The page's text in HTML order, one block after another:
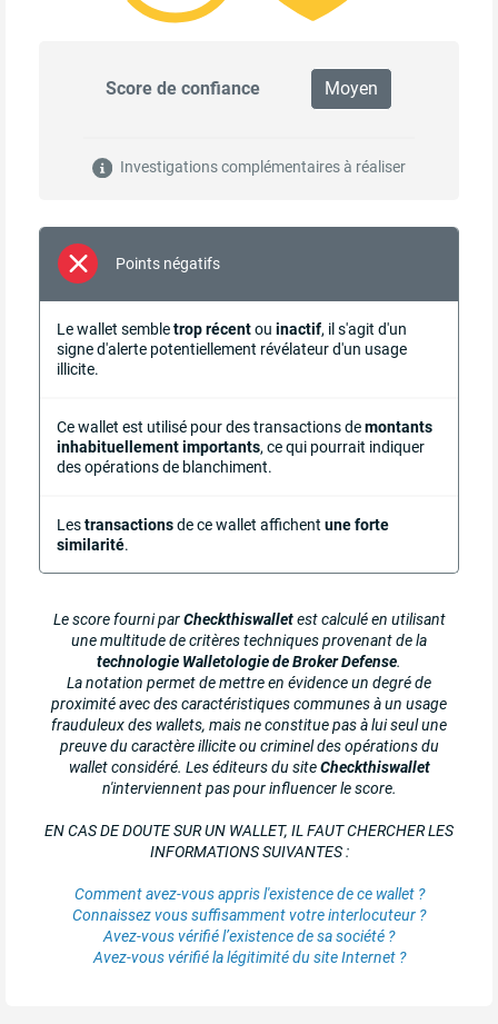
Score de confiance Moyen
Investigations complémentaires à réaliser
Points négatifs
Le wallet sembletrop récentou inactif, il s'agit d'un
signe d'alerte potentiellement révélateur d'un usage
illicite.
Ce wallet est utilisé pour des transactions demontants
inhabituellement importants, ce qui pourrait indiquer
des opérations de blanchiment.
Lestransactionsde ce wallet affichent une forte
similarité.
Le score fourni parCheckthiswalletest calculé en utilisant
une multitude de critères techniques provenant de la
technologie Walletologie de Broker Defense.
La notation permet de mettre en évidence un degré de
proximité avec des caractéristiques communes à un usage
frauduleux des wallets, mais ne constitue pas à lui seul une
preuve du caractère illicite ou criminel des opérations du
wallet considéré. Les éditeurs du siteCheckthiswallet
n'interviennent pas pour influencer le score.
EN CAS DE DOUTE SUR UN WALLET, IL FAUT CHERCHER LES
INFORMATIONS SUIVANTES :
Comment avez-vous appris l'existence de ce wallet ?
Connaissez vous suffisamment votre interlocuteur ?
Avez-vous vérifié l’existence de sa société ?
Avez-vous vérifié la légitimité du site Internet ?